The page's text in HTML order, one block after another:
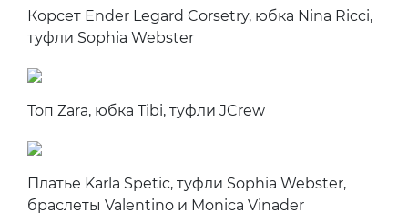
Корсет Ender Legard Corsetry, юбка Nina Ricci,
туфли Sophia Webster
Топ Zara, юбка Tibi, туфли JCrew
Платье Karla Spetic, туфли Sophia Webster,
браслеты Valentino и Monica Vinader